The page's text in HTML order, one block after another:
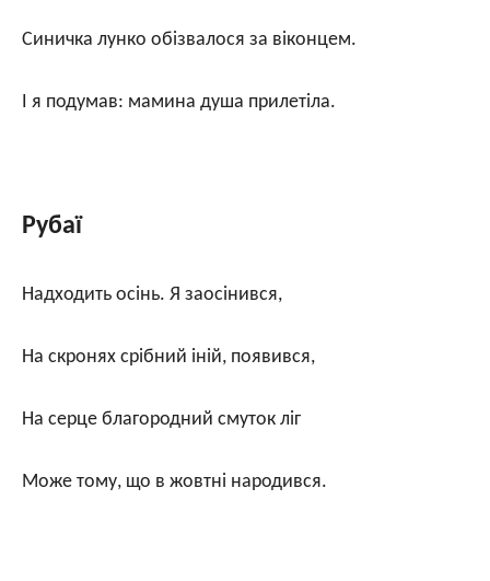
Синичка лунко обізвалося за віконцем.
І я подумав: мамина душа прилетіла.
Рубаї
Надходить осінь. Я заосінився,
На скронях срібний іній, появився,
На серце благородний смуток ліг
Може тому, що в жовтні народився.